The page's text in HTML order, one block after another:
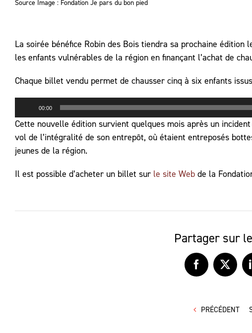
Source Image : Fondation Je pars du bon pied
La soirée bénéfice Robin des Bois tiendra sa prochaine édition
les enfants vulnérables de la région en finançant l’achat de
Chaque billet vendu permet de chausser cinq à six enfants
Lecteur
audio
00:00
Cette nouvelle édition survient quelques mois après un
vol de l’intégralité de son entrepôt, où étaient entreposés
jeunes de la région.
Il est possible d’acheter un billet sur le site Web de la
Partager sur
Facebook
X
PRÉCÉDENT